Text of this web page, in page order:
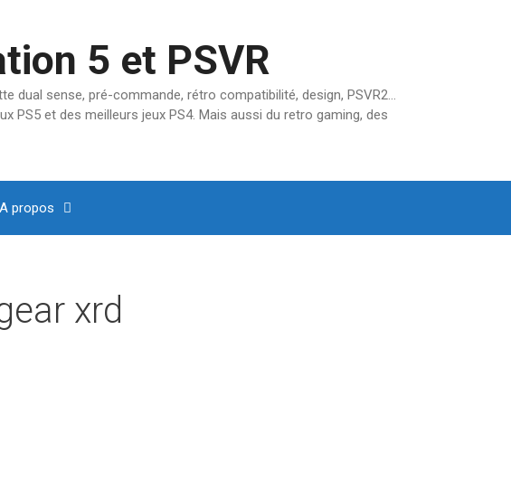
5 et PSVR
dual sense, pré-commande, rétro compatibilité, design, PSVR2…
PS5 et des meilleurs jeux PS4. Mais aussi du retro gaming, des
A propos
xrd